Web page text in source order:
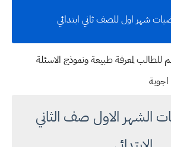
شهر اول للصف ثاني ابتدائي
لمعرفة طبيعة ونموذج الاسئلة
الشهر الاول صف الثاني